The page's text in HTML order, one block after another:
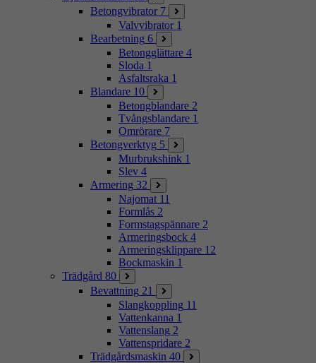
Betongvibrator 7
Valvvibrator 1
Bearbetning 6
Betongglättare 4
Sloda 1
Asfaltsraka 1
Blandare 10
Betongblandare 2
Tvångsblandare 1
Omrörare 7
Betongverktyg 5
Murbrukshink 1
Slev 4
Armering 32
Najomat 11
Formlås 2
Formstagspännare 2
Armeringsbock 4
Armeringsklippare 12
Bockmaskin 1
Trädgård 80
Bevattning 21
Slangkoppling 11
Vattenkanna 1
Vattenslang 2
Vattenspridare 2
Trädgårdsmaskin 40